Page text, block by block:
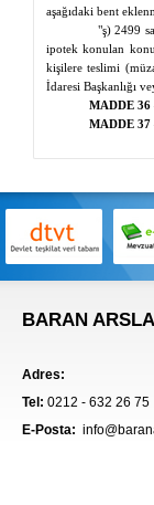
aşağıdaki bent
"ş) 2499
ipotek konulan
kişilere teslimi
İdaresi Başkanlığı
MADDE 36
MADDE 37
BARAN
Adres:
Tel: 0212 - 632 26 75
E-Posta: